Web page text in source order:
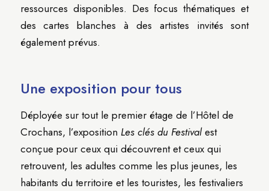
ressources disponibles. Des focus thématiques et
des cartes blanches à des artistes invités sont
également prévus.
Une exposition pour tous
Déployée sur tout le premier étage de l’Hôtel de
Crochans, l’exposition Les clés du Festivalest
conçue pour ceux qui découvrent et ceux qui
retrouvent, les adultes comme les plus jeunes, les
habitants du territoire et les touristes, les festivaliers